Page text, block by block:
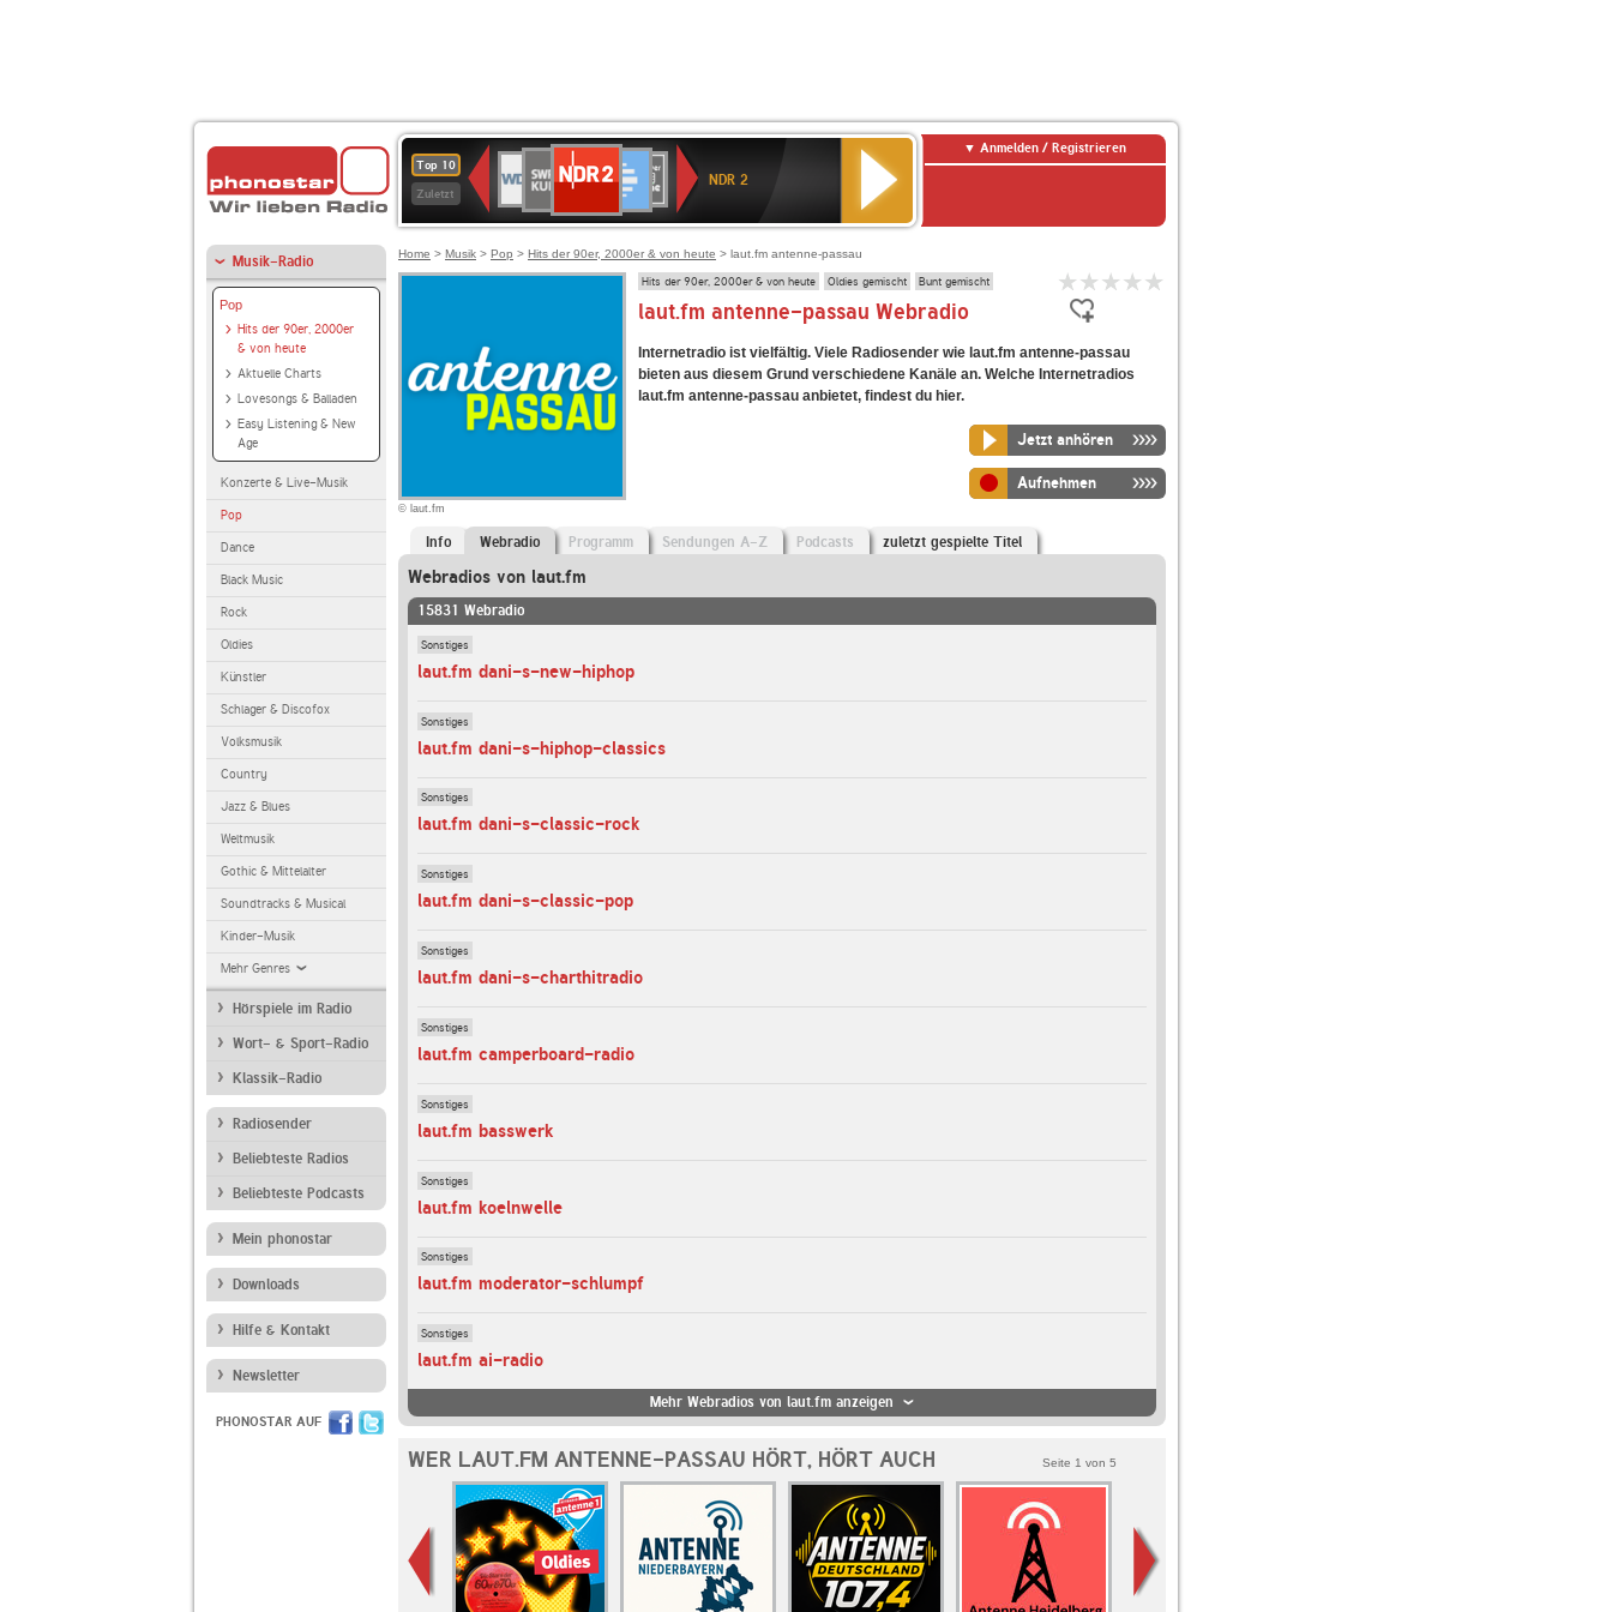
Top 10
Zuletzt
Deutschlandfunk
80er
90er
OLDIE
ANTENNE
SWR3
WDR
4
BR-
KLASSIK
Deutschlandfunk
Kultur
ANTENNE
BAYERN
2
Kultur
2
NDR 2
Anmelden / Registrieren
Musik-Radio
Pop
Hits der 90er, 2000er
& von heute
Aktuelle Charts
Lovesongs & Balladen
Easy Listening & New
Age
Konzerte & Live-Musik
Pop
Dance
Black Music
Rock
Oldies
Künstler
Schlager & Discofox
Volksmusik
Country
Jazz & Blues
Weltmusik
Gothic & Mittelalter
Soundtracks & Musical
Kinder-Musik
Mehr Genres
Hörspiele im Radio
Wort- & Sport-Radio
Klassik-Radio
Radiosender
Beliebteste Radios
Beliebteste Podcasts
Mein phonostar
Downloads
Hilfe & Kontakt
Newsletter
PHONOSTAR AUF
Home > Musik > Pop > Hits der 90er, 2000er & von heute > laut.fm antenne-passau
© laut.fm
Hits der 90er, 2000er & von heute Oldies gemischt Bunt gemischt
laut.fm antenne-passau Webradio
Internetradio ist vielfältig. Viele Radiosender wie laut.fm antenne-passau
bieten aus diesem Grund verschiedene Kanäle an. Welche Internetradios
laut.fm antenne-passau anbietet, findest du hier.
Jetzt anhören
Aufnehmen
Info Webradio Programm Sendungen A-Z Podcasts zuletzt gespielte Titel
Webradios von laut.fm
15831 Webradio
Sonstiges
laut.fm dani-s-new-hiphop
Sonstiges
laut.fm dani-s-hiphop-classics
Sonstiges
laut.fm dani-s-classic-rock
Sonstiges
laut.fm dani-s-classic-pop
Sonstiges
laut.fm dani-s-charthitradio
Sonstiges
laut.fm camperboard-radio
Sonstiges
laut.fm basswerk
Sonstiges
laut.fm koelnwelle
Sonstiges
laut.fm moderator-schlumpf
Sonstiges
laut.fm ai-radio
Mehr Webradios von laut.fm anzeigen
WER LAUT.FM ANTENNE-PASSAU HÖRT, HÖRT AUCH Seite 1 von 5